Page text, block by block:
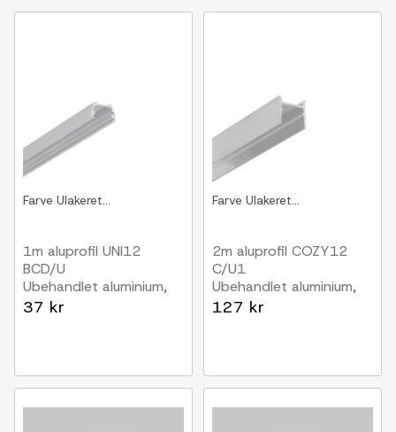
Farve Ulakeret...
1m aluprofil UNI12
BCD/U
Ubehandlet aluminium,
påbygning, LED skinne
37 kr
Farve Ulakeret...
2m aluprofil COZY12
C/U1
Ubehandlet aluminium,
påbygning, LED skinne
127 kr